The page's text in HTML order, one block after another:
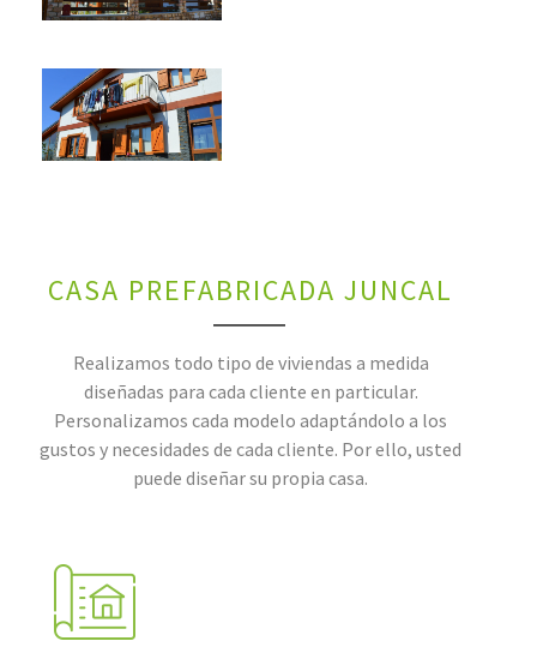
CASA PREFABRICADA JUNCAL
Realizamos todo tipo de viviendas a medida
diseñadas para cada cliente en particular.
Personalizamos cada modelo adaptándolo a los
gustos y necesidades de cada cliente. Por ello, usted
puede diseñar su propia casa.